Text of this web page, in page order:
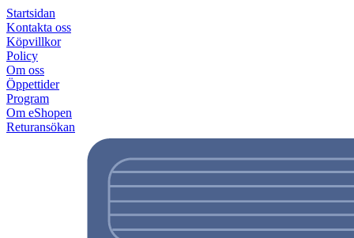
Startsidan
Kontakta oss
Köpvillkor
Policy
Om oss
Öppettider
Program
Om eShopen
Returansökan